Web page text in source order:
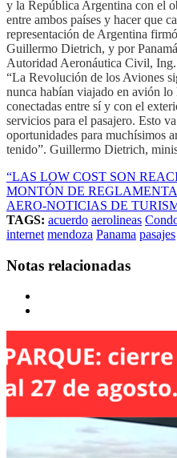
y la República Argentina con el
entre ambos países y hacer que
representación de Argentina
Guillermo Dietrich, y por
Autoridad Aeronáutica Civil,
“La Revolución de los Aviones
nunca habían viajado en avión lo
conectadas entre sí y con el
servicios para el pasajero. Esto
oportunidades para muchísimos
tenido”. Guillermo Dietrich,
“LAS LOW COST SON
MONTÓN DE
AERO-NOTICIAS DE
TAGS: acuerdo aerolineas
internet mendoza Panama pasajes
Notas relacionadas